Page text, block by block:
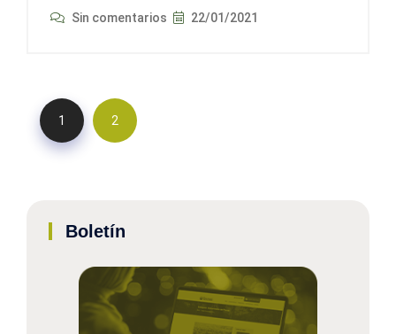
Sin comentarios 22/01/2021
1 2
Boletín